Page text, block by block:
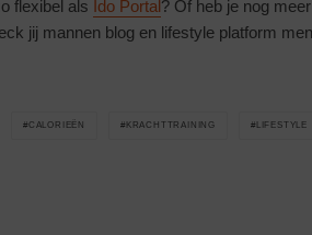
flexibel als Ido Portal? Of heb je nog
jij mannen blog en lifestyle platform
CALORIEËN KRACHTTRAINING LIFESTYLE